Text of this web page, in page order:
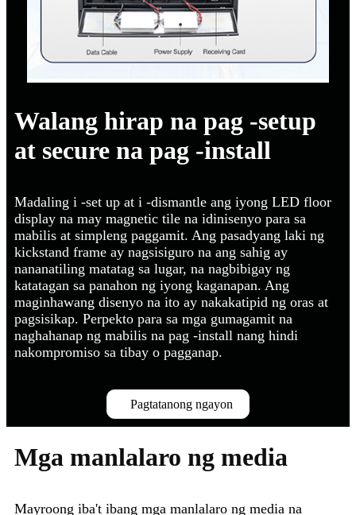
Walang hirap na pag -setup
at secure na pag -install
Madaling i -set up at i -dismantle ang iyong LED floor
display na may magnetic tile na idinisenyo para sa
mabilis at simpleng paggamit. Ang pasadyang laki ng
kickstand frame ay nagsisiguro na ang sahig ay
nananatiling matatag sa lugar, na nagbibigay ng
katatagan sa panahon ng iyong kaganapan. Ang
maginhawang disenyo na ito ay nakakatipid ng oras at
pagsisikap. Perpekto para sa mga gumagamit na
naghahanap ng mabilis na pag -install nang hindi
nakompromiso sa tibay o pagganap.
Pagtatanong ngayon
Mga manlalaro ng media
Mayroong iba't ibang mga manlalaro ng media na